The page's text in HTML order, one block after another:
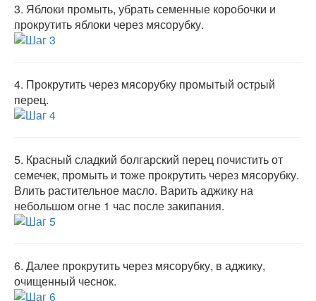
3. Яблоки промыть, убрать семенные коробочки и
прокрутить яблоки через мясорубку.
4. Прокрутить через мясорубку промытый острый
перец.
5. Красный сладкий болгарский перец почистить от
семечек, промыть и тоже прокрутить через мясорубку.
Влить растительное масло. Варить аджику на
небольшом огне 1 час после закипания.
6. Далее прокрутить через мясорубку, в аджику,
очищенный чеснок.